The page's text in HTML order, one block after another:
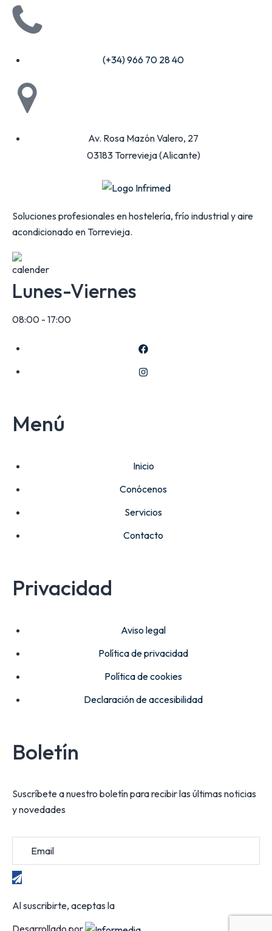
(+34) 966 70 28 40
Av. Rosa Mazón Valero, 27
03183 Torrevieja (Alicante)
Soluciones profesionales en hostelería, frío industrial y aire
acondicionado en Torrevieja.
Lunes-Viernes
08:00 - 17:00
Menú
Inicio
Conócenos
Servicios
Contacto
Privacidad
Aviso legal
Política de privacidad
Política de cookies
Declaración de accesibilidad
Boletín
Suscríbete a nuestro boletín para recibir las últimas noticias
y novedades
Al suscribirte, aceptas la
Desarrollado por